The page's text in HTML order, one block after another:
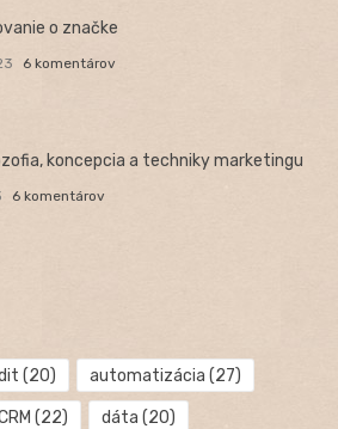
o značke
6 komentárov
koncepcia a techniky marketingu
6 komentárov
(20) automatizácia (27)
(22) dáta (20)